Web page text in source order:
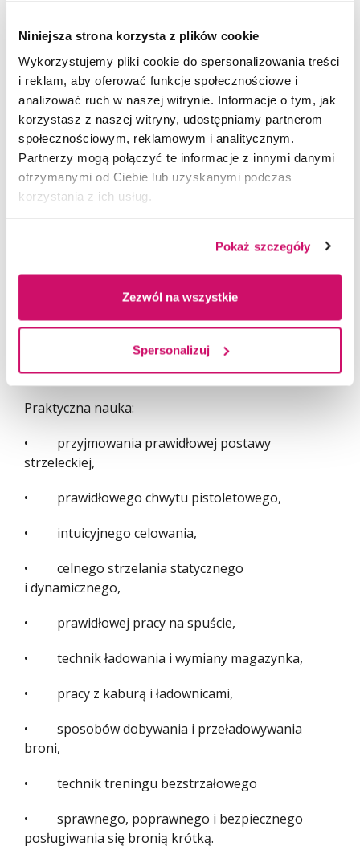
Niniejsza strona korzysta z plików cookie
Wykorzystujemy pliki cookie do spersonalizowania treści
i reklam, aby oferować funkcje społecznościowe i
analizować ruch w naszej witrynie. Informacje o tym, jak
korzystasz z naszej witryny, udostępniamy partnerom
społecznościowym, reklamowym i analitycznym.
Partnerzy mogą połączyć te informacje z innymi danymi
otrzymanymi od Ciebie lub uzyskanymi podczas
korzystania z ich usług.
Pokaż szczegóły
Zezwól na wszystkie
Spersonalizuj
i nabyciem podstawowych umiejętności sprawnego,
poprawnego i bezpiecznego posługiwania się
bronią krótką.
Kurs składa się z dwóch części:
I. CZĘŚĆ TEORETYCZNA (3h dydaktyczne):
· zapoznanie z warunkami bezpieczeństwa
na strzelnicy,
· poznanie zasad bezpieczeństwa
II. CZĘŚĆ PRAKTYCZNA (7h dydaktycznych):
Praktyczna nauka:
• przyjmowania prawidłowej postawy
strzeleckiej,
• prawidłowego chwytu pistoletowego,
• intuicyjnego celowania,
• celnego strzelania statycznego
i dynamicznego,
• prawidłowej pracy na spuście,
• technik ładowania i wymiany magazynka,
• pracy z kaburą i ładownicami,
• sposobów dobywania i przeładowywania
broni,
• technik treningu bezstrzałowego
• sprawnego, poprawnego i bezpiecznego
posługiwania się bronią krótką.